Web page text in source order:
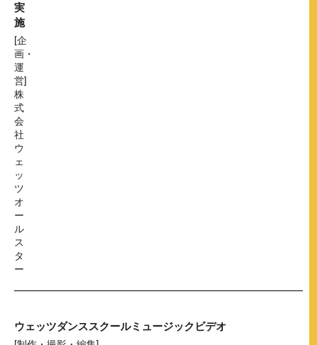
実
施
[企
画・
運
営]
株
式
会
社
ウ
ェ
ッ
ツ
オ
ー
ル
ス
タ
ー
ウェッツダンススクールミュージックビデオ